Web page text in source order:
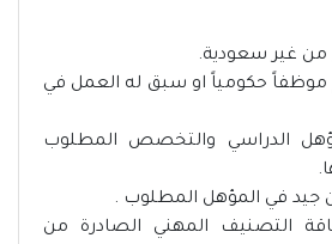
موظفاً حكومياً او سبق له العمل في
الدراسي والتخصص المطلوب
التصنيف المهني الصادرة من